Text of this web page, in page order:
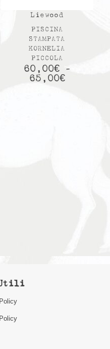
Liewood
PISCINA
STAMPATA
KORNELIA
PICCOLA
60,00€ -
65,00€Fascia